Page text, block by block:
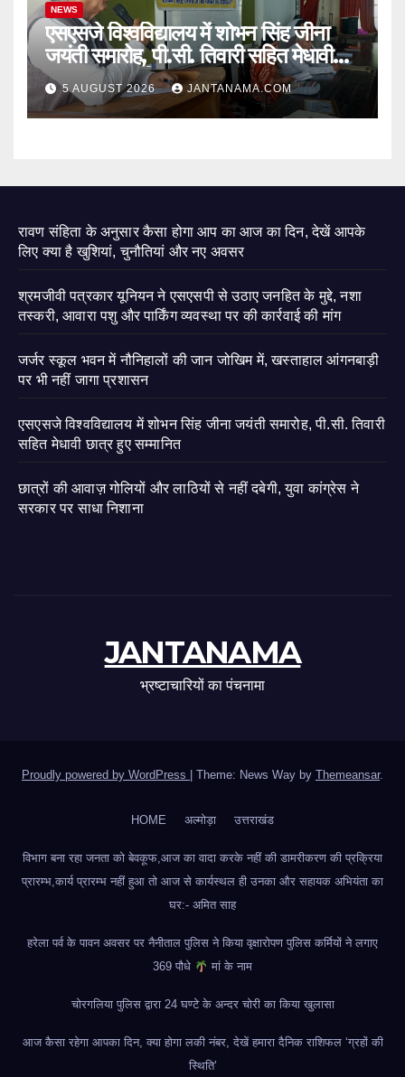
NEWS
एसएसजे विश्वविद्यालय में शोभन सिंह जीना
जयंती समारोह, पी.सी. तिवारी सहित मेधावी
छात्र हुए सम्मानित
5 AUGUST 2026 JANTANAMA.COM
रावण संहिता के अनुसार कैसा होगा आप का आज का दिन, देखें आपके
लिए क्या है खुशियां, चुनौतियां और नए अवसर
श्रमजीवी पत्रकार यूनियन ने एसएसपी से उठाए जनहित के मुद्दे, नशा
तस्करी, आवारा पशु और पार्किंग व्यवस्था पर की कार्रवाई की मांग
जर्जर स्कूल भवन में नौनिहालों की जान जोखिम में, खस्ताहाल आंगनबाड़ी
पर भी नहीं जागा प्रशासन
एसएसजे विश्वविद्यालय में शोभन सिंह जीना जयंती समारोह, पी.सी. तिवारी
सहित मेधावी छात्र हुए सम्मानित
छात्रों की आवाज़ गोलियों और लाठियों से नहीं दबेगी, युवा कांग्रेस ने
सरकार पर साधा निशाना
JANTANAMA
भ्रष्टाचारियों का पंचनामा
Proudly powered by WordPress Theme: News Way by Themeansar.
HOME अल्मोड़ा उत्तराखंड
विभाग बना रहा जनता को बेवकूफ,आज का वादा करके नहीं की डामरीकरण की प्रक्रिया
प्रारम्भ,कार्य प्रारम्भ नहीं हुआ तो आज से कार्यस्थल ही उनका और सहायक अभियंता का
घर:- अमित साह
हरेला पर्व के पावन अवसर पर नैनीताल पुलिस ने किया वृक्षारोपण पुलिस कर्मियों ने लगाए
369 पौधे
मां के नाम
चोरगलिया पुलिस द्वारा 24 घण्टे के अन्दर चोरी का किया खुलासा
आज कैसा रहेगा आपका दिन, क्या होगा लकी नंबर, देखें हमारा दैनिक राशिफल ‘ग्रहों की
स्थिति’